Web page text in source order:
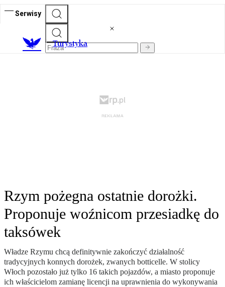
Serwisy
Turystyka
Rzym pożegna ostatnie dorożki.
Proponuje woźnicom przesiadkę do
taksówek
Władze Rzymu chcą definitywnie zakończyć działalność
tradycyjnych konnych dorożek, zwanych botticelle. W stolicy
Włoch pozostało już tylko 16 takich pojazdów, a miasto proponuje
ich właścicielom zamianę licencji na uprawnienia do wykonywania